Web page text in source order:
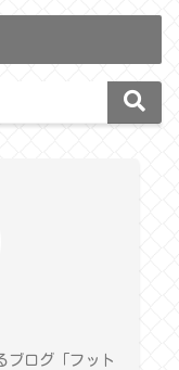
ブログ「フット